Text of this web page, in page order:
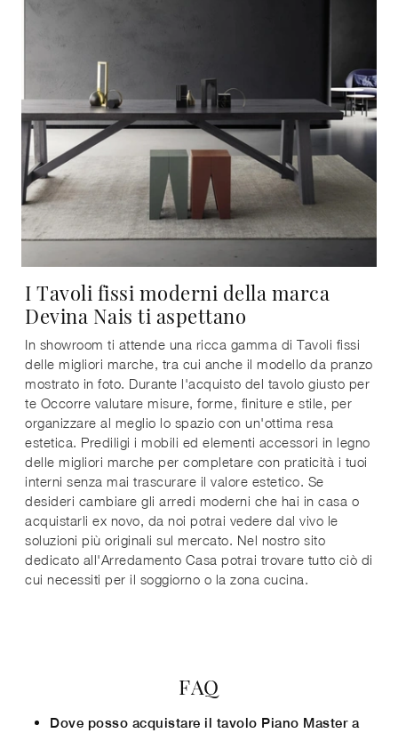
I Tavoli fissi moderni della marca
Devina Nais ti aspettano
In showroom ti attende una ricca gamma di Tavoli fissi
delle migliori marche, tra cui anche il modello da pranzo
mostrato in foto. Durante l'acquisto del tavolo giusto per
te Occorre valutare misure, forme, finiture e stile, per
organizzare al meglio lo spazio con un'ottima resa
estetica. Prediligi i mobili ed elementi accessori in legno
delle migliori marche per completare con praticità i tuoi
interni senza mai trascurare il valore estetico. Se
desideri cambiare gli arredi moderni che hai in casa o
acquistarli ex novo, da noi potrai vedere dal vivo le
soluzioni più originali sul mercato. Nel nostro sito
dedicato all'Arredamento Casa potrai trovare tutto ciò di
cui necessiti per il soggiorno o la zona cucina.
FAQ
Dove posso acquistare il tavolo Piano Master a